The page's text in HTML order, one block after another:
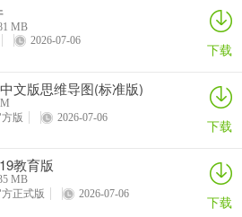
。
旨，针对Excel用户在数据处理与分析过
出相应的功能模块。从而让繁琐或难以实
兼容
MB
2026-07-06 下载
文版思维导图(标准版)
方版
2026-07-06 下载
教育版
MB
方正式版
2026-07-06 下载